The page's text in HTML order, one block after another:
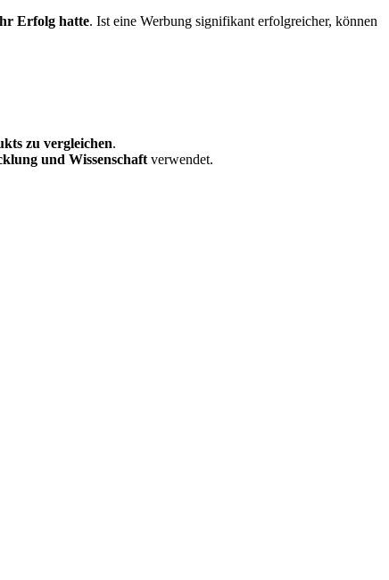
Erfolg hatte. Ist eine Werbung signifikant erfolgreicher, können
zu vergleichen.
und Wissenschaft verwendet.